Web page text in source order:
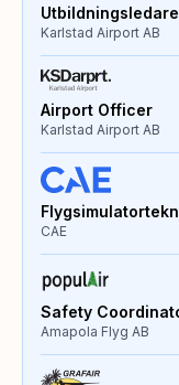
Karlstad Airport AB
Airport Officer
Karlstad Airport AB
CAE
Safety
Amapola Flyg AB